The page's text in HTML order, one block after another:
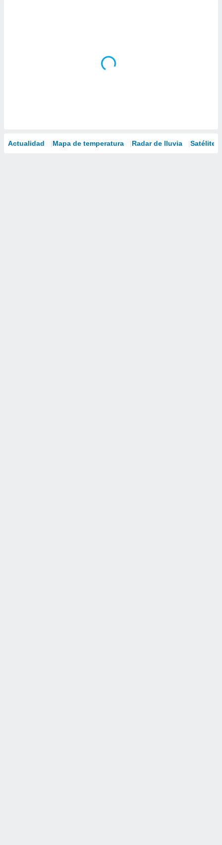
Actualidad Mapa de temperatura Radar de lluvia Satélites